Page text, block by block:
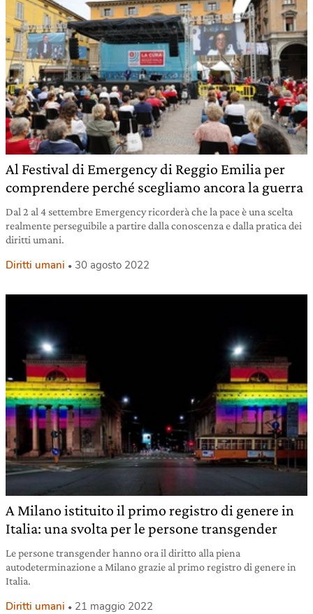
Al Festival di Emergency di Reggio Emilia per
comprendere perché scegliamo ancora la guerra
Dal 2 al 4 settembre Emergency ricorderà che la pace è una scelta
realmente perseguibile a partire dalla conoscenza e dalla pratica dei
diritti umani.
Diritti umani 30 agosto 2022
A Milano istituito il primo registro di genere in
Italia: una svolta per le persone transgender
Le persone transgender hanno ora il diritto alla piena
autodeterminazione a Milano grazie al primo registro di genere in
Italia.
Diritti umani 21 maggio 2022